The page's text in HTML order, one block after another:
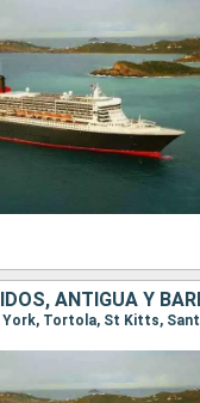
ANTIGUA Y